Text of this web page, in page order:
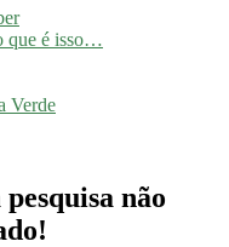
que é isso…
Verde
não